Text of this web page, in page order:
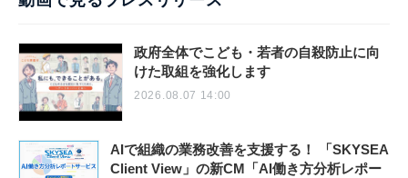
政府全体でこども・若者の自殺防止に向
けた取組を強化します
2026.08.07 14:00
AIで組織の業務改善を支援する！ 「SKYSEA
Client View」の新CM「AI働き方分析レポー